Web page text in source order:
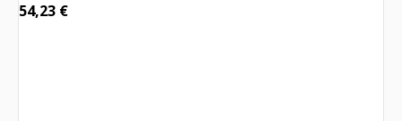
54,23 €